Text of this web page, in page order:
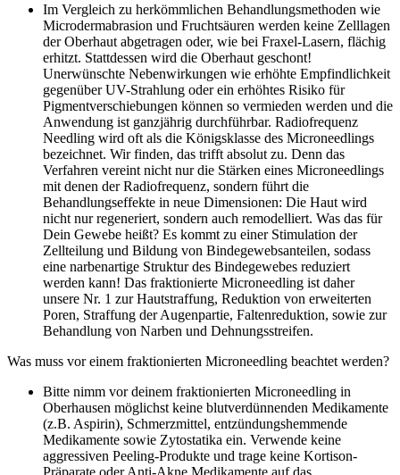
Im Vergleich zu herkömmlichen Behandlungsmethoden wie
Microdermabrasion und Fruchtsäuren werden keine Zelllagen
der Oberhaut abgetragen oder, wie bei Fraxel-Lasern, flächig
erhitzt. Stattdessen wird die Oberhaut geschont!
Unerwünschte Nebenwirkungen wie erhöhte Empfindlichkeit
gegenüber UV-Strahlung oder ein erhöhtes Risiko für
Pigmentverschiebungen können so vermieden werden und die
Anwendung ist ganzjährig durchführbar. Radiofrequenz
Needling wird oft als die Königsklasse des Microneedlings
bezeichnet. Wir finden, das trifft absolut zu. Denn das
Verfahren vereint nicht nur die Stärken eines Microneedlings
mit denen der Radiofrequenz, sondern führt die
Behandlungseffekte in neue Dimensionen: Die Haut wird
nicht nur regeneriert, sondern auch remodelliert. Was das für
Dein Gewebe heißt? Es kommt zu einer Stimulation der
Zellteilung und Bildung von Bindegewebsanteilen, sodass
eine narbenartige Struktur des Bindegewebes reduziert
werden kann! Das fraktionierte Microneedling ist daher
unsere Nr. 1 zur Hautstraffung, Reduktion von erweiterten
Poren, Straffung der Augenpartie, Faltenreduktion, sowie zur
Behandlung von Narben und Dehnungsstreifen.
Was muss vor einem fraktionierten Microneedling beachtet werden?
Bitte nimm vor deinem fraktionierten Microneedling in
Oberhausen möglichst keine blutverdünnenden Medikamente
(z.B. Aspirin), Schmerzmittel, entzündungshemmende
Medikamente sowie Zytostatika ein. Verwende keine
aggressiven Peeling-Produkte und trage keine Kortison-
Präparate oder Anti-Akne Medikamente auf das